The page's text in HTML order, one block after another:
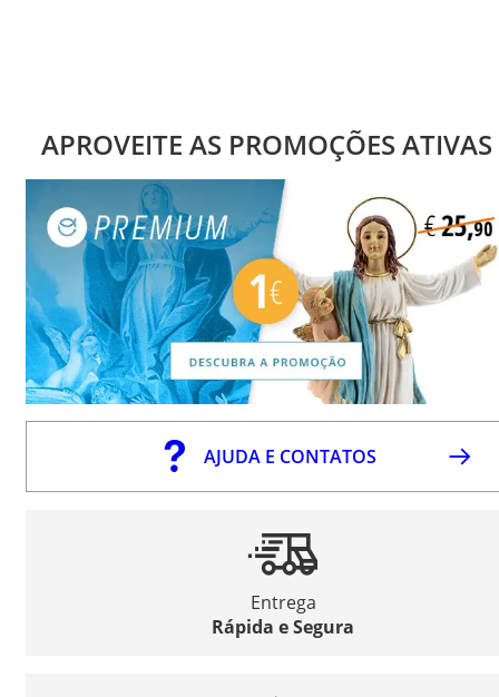
APROVEITE AS PROMOÇÕES ATIVAS
AJUDA E CONTATOS
Entrega
Rápida e Segura